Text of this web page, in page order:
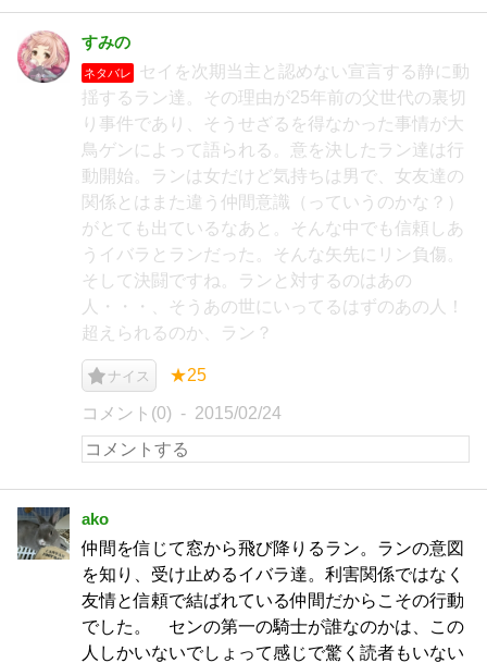
すみの
ネタバレ
セイを次期当主と認めない宣言する静に動
揺するラン達。その理由が25年前の父世代の裏切
り事件であり、そうせざるを得なかった事情が大
鳥ゲンによって語られる。意を決したラン達は行
動開始。ランは女だけど気持ちは男で、女友達の
関係とはまた違う仲間意識（っていうのかな？）
がとても出ているなあと。そんな中でも信頼しあ
うイバラとランだった。そんな矢先にリン負傷。
そして決闘ですね。ランと対するのはあの
人・・・、そうあの世にいってるはずのあの人！
超えられるのか、ラン？
ナイス ★25
コメント(0) 2015/02/24
ako
仲間を信じて窓から飛び降りるラン。ランの意図
を知り、受け止めるイバラ達。利害関係ではなく
友情と信頼で結ばれている仲間だからこその行動
でした。 センの第一の騎士が誰なのかは、この
人しかいないでしょって感じで驚く読者もいない